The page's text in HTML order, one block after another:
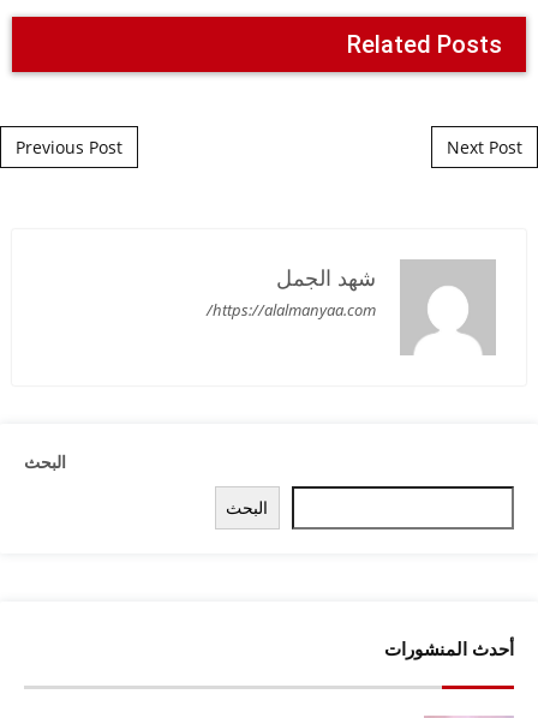
Related Posts
Post navigation
Previous Post Next Post
شهد الجمل
https://alalmanyaa.com/
البحث
البحث
أحدث المنشورات